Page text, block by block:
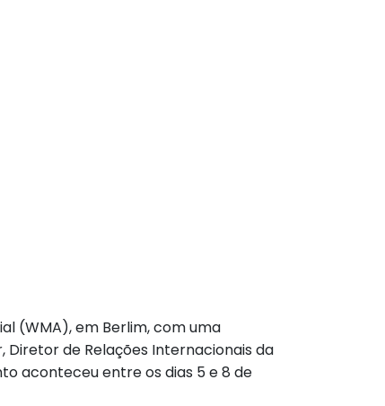
(WMA), em Berlim, com uma
Diretor de Relações Internacionais da
aconteceu entre os dias 5 e 8 de